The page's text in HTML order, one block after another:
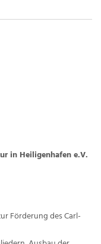
in Heiligenhafen e.V.
Förderung des Carl-